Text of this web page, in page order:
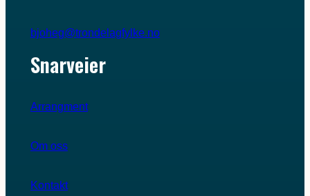
bjoheg@trondelagfylke.no
Snarveier
Arrangment
Om oss
Kontakt